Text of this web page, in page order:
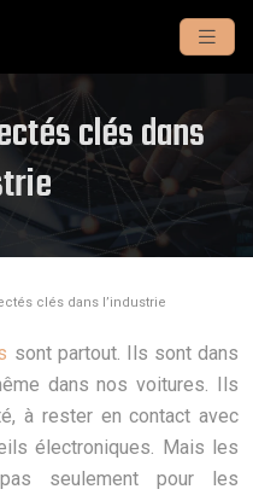
clés dans
clés dans l’industrie
sont partout. Ils sont dans
dans nos voitures. Ils
à rester en contact avec
électroniques. Mais les
seulement pour les